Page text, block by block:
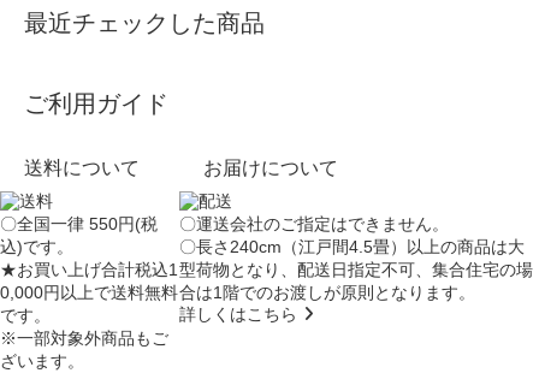
最近チェックした商品
ご利用ガイド
送料について
〇全国一律 550円(税
込)です。
★お買い上げ合計税込1
0,000円以上で送料無料
です。
※一部対象外商品もご
ざいます。
お届けについて
〇運送会社のご指定はできません。
〇長さ240cm（江戸間4.5畳）以上の商品は大
型荷物となり、配送日指定不可、集合住宅の場
合は1階でのお渡しが原則となります。
詳しくはこちら